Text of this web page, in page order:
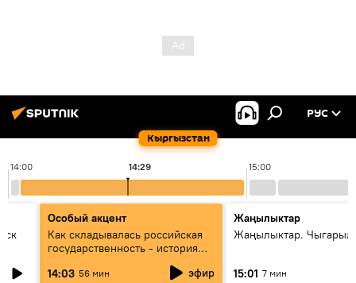
Кыргызстан
РУС
14:00 15:00
14:29
Особый акцент
Как складывалась российская
государственность - история
России и геополитика Евразии
глазами аналитиков
14:03 56 мин эфир
Жаңылыктар
Жаңылыктар.
15:01 7 мин